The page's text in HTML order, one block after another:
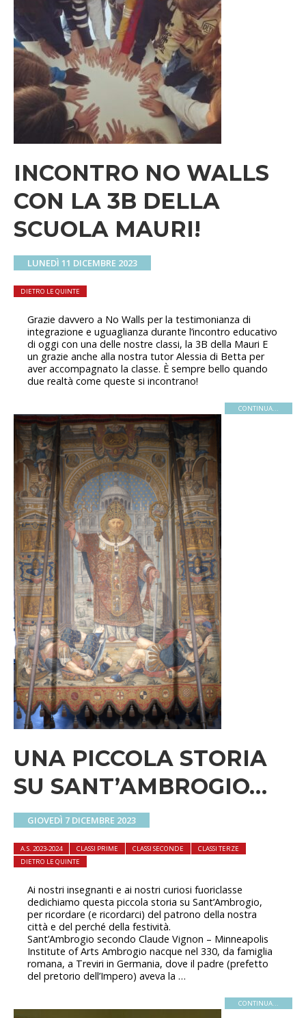
INCONTRO NO WALLS
CON LA 3B DELLA
SCUOLA MAURI!
LUNEDÌ 11 DICEMBRE 2023
DIETRO LE QUINTE
Grazie davvero a No Walls per la testimonianza di
integrazione e uguaglianza durante l’incontro educativo
di oggi con una delle nostre classi, la 3B della Mauri E
un grazie anche alla nostra tutor Alessia di Betta per
aver accompagnato la classe. È sempre bello quando
due realtà come queste si incontrano!
CONTINUA...
UNA PICCOLA STORIA
SU SANT’AMBROGIO…
GIOVEDÌ 7 DICEMBRE 2023
A.S. 2023-2024 CLASSI PRIME CLASSI SECONDE
CLASSI TERZE
DIETRO LE QUINTE
Ai nostri insegnanti e ai nostri curiosi fuoriclasse
dedichiamo questa piccola storia su Sant’Ambrogio,
per ricordare (e ricordarci) del patrono della nostra
città e del perché della festività.
Sant’Ambrogio secondo Claude Vignon – Minneapolis
Institute of Arts Ambrogio nacque nel 330, da famiglia
romana, a Treviri in Germania, dove il padre (prefetto
del pretorio dell’Impero) aveva la …
CONTINUA...